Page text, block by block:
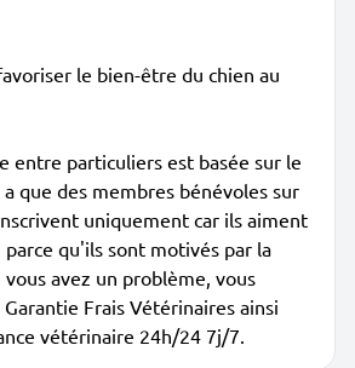
le bien-être du chien au
entre particuliers est basée sur le
que des membres bénévoles sur
uniquement car ils aiment
parce qu'ils sont motivés par la
avez un problème, vous
Frais Vétérinaires ainsi
vétérinaire 24h/24 7j/7.